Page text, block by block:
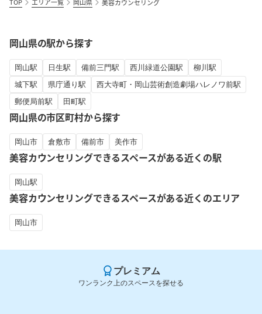
美容カウンセリング
岡山県の駅から探す
岡山駅 日生駅 備前三門駅 西川緑道公園駅
柳川駅
城下駅
県庁通り駅
西大寺町・岡山芸術創造劇場ハレノワ前駅
郵便局前駅
田町駅
岡山県の市区町村から探す
岡山市 倉敷市 備前市 美作市
美容カウンセリングできるスペースがある近くの駅
岡山駅
美容カウンセリングできるスペースがある近くのエリア
岡山市
プレミアム
ワンランク上のスペースを探せる